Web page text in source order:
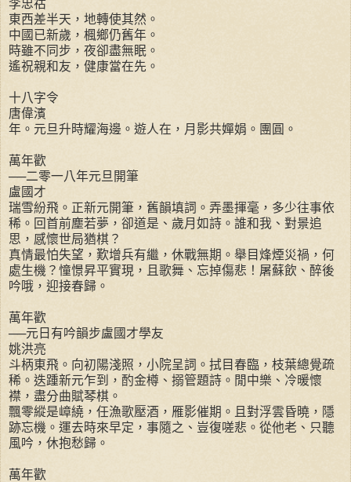
李忠祜
東西差半天，地轉使其然。
中國已新歲，楓鄉仍舊年。
時雖不同步，夜卻盡無眠。
遙祝親和友，健康當在先。
十八字令
唐偉濱
年。元旦升時耀海邊。遊人在，月影共嬋娟。團圓。
萬年歡
──二零一八年元旦開筆
盧國才
瑞雪紛飛。正新元開筆，舊韻填詞。弄墨揮毫，多少往事依
稀。回首前塵若夢，卻道是、歲月如詩。誰和我、對景追
思，感懷世局猶棋？
真情最怕失望，歎增兵有繼，休戰無期。舉目烽煙災禍，何
處生機？憧憬昇平實現，且歌舞、忘掉傷悲！屠蘇飲、醉後
吟哦，迎接春歸。
萬年歡
──元日有吟韻步盧國才學友
姚洪亮
斗柄東飛。向初陽淺照，小院呈詞。拭目春臨，枝葉總覺疏
稀。迭踵新元乍到，酌金樽、搦管題詩。閒中樂、冷暖懷
襟，盡分曲賦琴棋。
飄零縱是嶂繞，任漁歌壓酒，雁影催期。且對浮雲昏曉，隱
跡忘機。運去時來早定，事隨之、豈復嗟悲。從他老、只聽
風吟，休抱愁歸。
萬年歡